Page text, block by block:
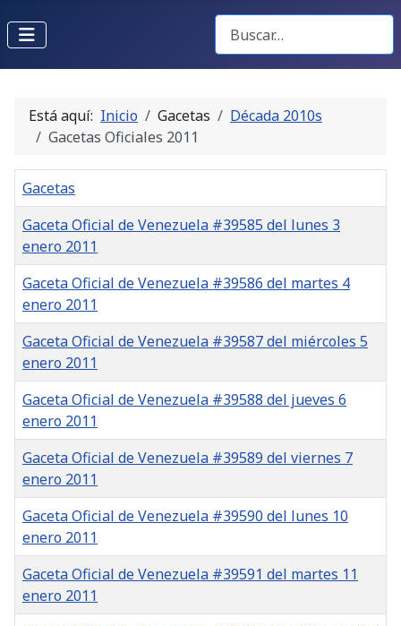
Buscar Gacetas
Está aquí: Inicio Gacetas
Década 2010s
Gacetas Oficiales 2011
Gacetas
Gaceta Oficial de Venezuela #39585 del lunes 3
enero 2011
Gaceta Oficial de Venezuela #39586 del martes 4
enero 2011
Gaceta Oficial de Venezuela #39587 del miércoles 5
enero 2011
Gaceta Oficial de Venezuela #39588 del jueves 6
enero 2011
Gaceta Oficial de Venezuela #39589 del viernes 7
enero 2011
Gaceta Oficial de Venezuela #39590 del lunes 10
enero 2011
Gaceta Oficial de Venezuela #39591 del martes 11
enero 2011